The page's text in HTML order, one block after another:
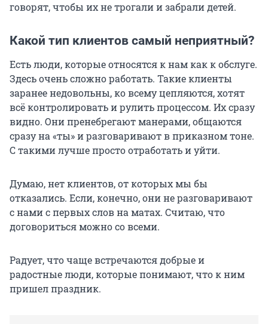
говорят, чтобы их не трогали и забрали детей.
Какой тип клиентов самый неприятный?
Есть люди, которые относятся к нам как к обслуге.
Здесь очень сложно работать. Такие клиенты
заранее недовольны, ко всему цепляются, хотят
всё контролировать и рулить процессом. Их сразу
видно. Они пренебрегают манерами, общаются
сразу на «ты» и разговаривают в приказном тоне.
С такими лучше просто отработать и уйти.
Думаю, нет клиентов, от которых мы бы
отказались. Если, конечно, они не разговаривают
с нами с первых слов на матах. Считаю, что
договориться можно со всеми.
Радует, что чаще встречаются добрые и
радостные люди, которые понимают, что к ним
пришел праздник.